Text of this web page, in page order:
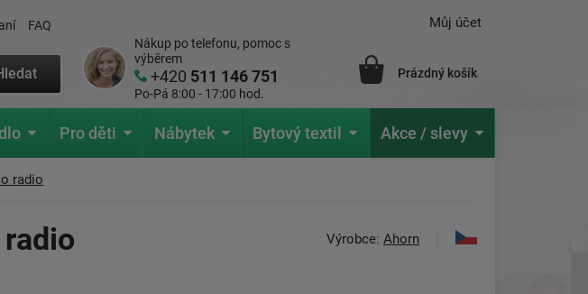
FAQ
Nákup po telefonu, pomoc s
výběrem
+420 511 146 751
Po-Pá 8:00 - 17:00 hod.
Můj účet
Prázdný košík
Pro děti Nábytek Bytový textil Akce / slevy
radio
Výrobce:Ahorn